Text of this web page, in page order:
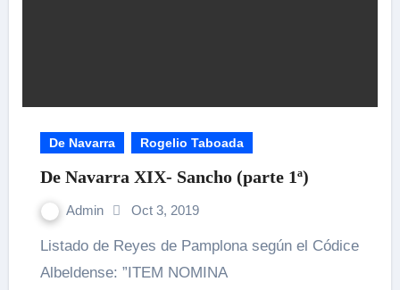
De Navarra Rogelio Taboada
De Navarra XIX- Sancho (parte 1ª)
Admin Oct 3, 2019
Listado de Reyes de Pamplona según el Códice
Albeldense: ”ITEM NOMINA